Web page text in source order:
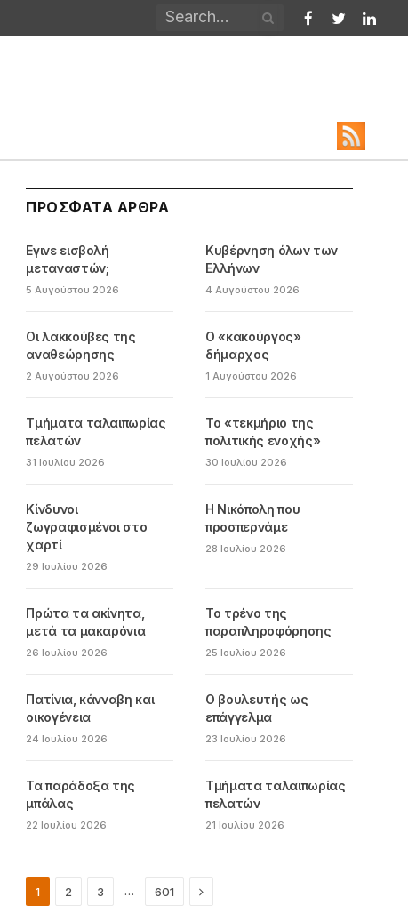
Facebook
Twitter
ΠΡΌΣΦΑΤΑ ΆΡΘΡΑ
Εγινε εισβολή
μεταναστών;
5 Αυγούστου 2026
Κυβέρνηση όλων των
Ελλήνων
4 Αυγούστου 2026
Οι λακκούβες της
αναθεώρησης
2 Αυγούστου 2026
Ο «κακούργος»
δήμαρχος
1 Αυγούστου 2026
Τμήματα ταλαιπωρίας
πελατών
31 Ιουλίου 2026
Το «τεκμήριο της
πολιτικής ενοχής»
30 Ιουλίου 2026
Κίνδυνοι
ζωγραφισμένοι στο
χαρτί
29 Ιουλίου 2026
Η Νικόπολη που
προσπερνάμε
28 Ιουλίου 2026
Πρώτα τα ακίνητα,
μετά τα μακαρόνια
26 Ιουλίου 2026
Το τρένο της
παραπληροφόρησης
25 Ιουλίου 2026
Πατίνια, κάνναβη και
οικογένεια
24 Ιουλίου 2026
Ο βουλευτής ως
επάγγελμα
23 Ιουλίου 2026
Τα παράδοξα της
μπάλας
22 Ιουλίου 2026
Τμήματα ταλαιπωρίας
πελατών
21 Ιουλίου 2026
1 2 3 … 601 Next